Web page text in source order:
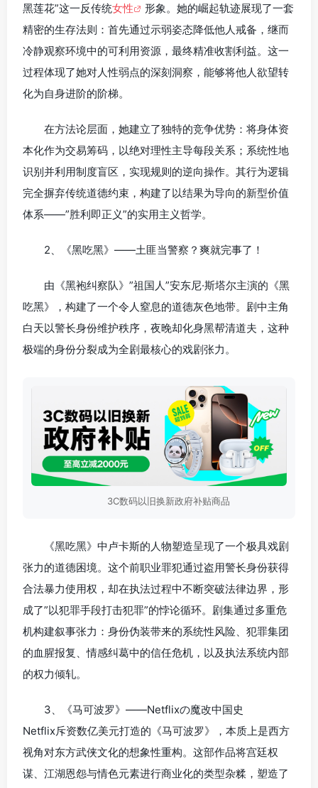
黑莲花”这一反传统女性
形象。她的崛起轨迹展现了一套
精密的生存法则：首先通过示弱姿态降低他人戒备，继而
冷静观察环境中的可利用资源，最终精准收割利益。这一
过程体现了她对人性弱点的深刻洞察，能够将他人欲望转
化为自身进阶的阶梯。
在方法论层面，她建立了独特的竞争优势：将身体资
本化作为交易筹码，以绝对理性主导每段关系；系统性地
识别并利用制度盲区，实现规则的逆向操作。其行为逻辑
完全摒弃传统道德约束，构建了以结果为导向的新型价值
体系——”胜利即正义”的实用主义哲学。
2、《黑吃黑》——土匪当警察？爽就完事了！
由《黑袍纠察队》”祖国人”安东尼·斯塔尔主演的《黑
吃黑》，构建了一个令人窒息的道德灰色地带。剧中主角
白天以警长身份维护秩序，夜晚却化身黑帮清道夫，这种
极端的身份分裂成为全剧最核心的戏剧张力。
3C数码以旧换新政府补贴商品
《黑吃黑》中卢卡斯的人物塑造呈现了一个极具戏剧
张力的道德困境。这个前职业罪犯通过盗用警长身份获得
合法暴力使用权，却在执法过程中不断突破法律边界，形
成了”以犯罪手段打击犯罪”的悖论循环。剧集通过多重危
机构建叙事张力：身份伪装带来的系统性风险、犯罪集团
的血腥报复、情感纠葛中的信任危机，以及执法系统内部
的权力倾轧。
3、《马可波罗》——Netflixの魔改中国史
Netflix斥资数亿美元打造的《马可波罗》，本质上是西方
视角对东方武侠文化的想象性重构。这部作品将宫廷权
谋、江湖恩怨与情色元素进行商业化的类型杂糅，塑造了